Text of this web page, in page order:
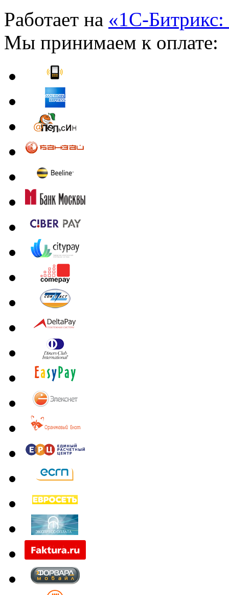
Работает на «1С-Битрикс:
Мы принимаем к оплате: